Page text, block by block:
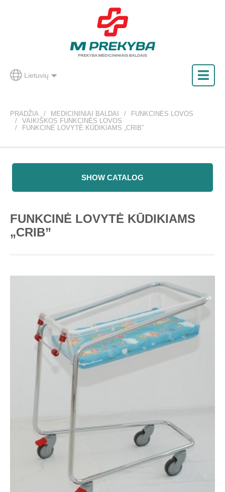
Lietuvių
PRADŽIA MEDICININIAI BALDAI
FUNKCINĖS LOVOS
VAIKIŠKOS FUNKCINĖS LOVOS
FUNKCINĖ LOVYTĖ KŪDIKIAMS „CRIB”
SHOW CATALOG
FUNKCINĖ LOVYTĖ KŪDIKIAMS
„CRIB”